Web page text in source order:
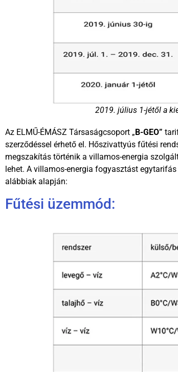
2019. július 1-jétől a
Az ELMŰ-ÉMÁSZ Társaságcsoport „ B-GEO”
szerződéssel érhető el. Hőszivattyús fűtési
megszakítás történik a villamos-energia
lehet. A villamos-energia fogyasztást
alábbiak alapján:
Fűtési üzemmód: